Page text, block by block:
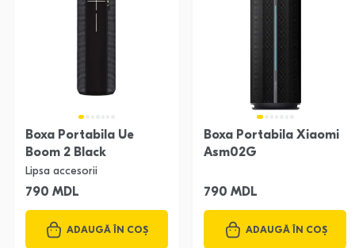
Boxa Portabila Ue
Boom 2 Black
Lipsa accesorii
790 MDL
ADAUGĂ ÎN COȘ
Boxa Portabila Xiaomi
Asm02G
790 MDL
ADAUGĂ ÎN COȘ